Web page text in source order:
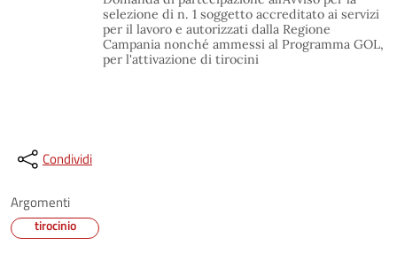
selezione di n. 1 soggetto accreditato ai servizi
per il lavoro e autorizzati dalla Regione
Campania nonché ammessi al Programma GOL,
per l'attivazione di tirocini
Condividi
Argomenti
tirocinio